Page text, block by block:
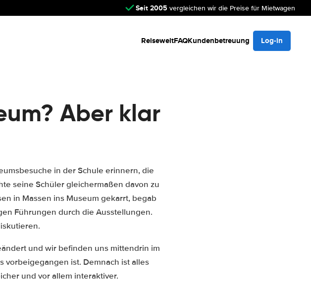
Seit 2005 vergleichen wir die Preise für Mietwagen
ReiseweltFAQKundenbetreuung Log-in
Aber klar
in der Schule erinnern, die
seine Schüler gleichermaßen davon zu
in Massen ins Museum gekarrt, begab
Führungen durch die Ausstellungen.
und wir befinden uns mittendrin im
vorbeigegangen ist. Demnach ist alles
und vor allem interaktiver.